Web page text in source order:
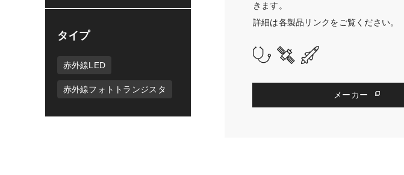
タイプ
赤外線LED
赤外線フォトトランジスタ
きます。
詳細は各製品リンクをご覧ください。
メーカー